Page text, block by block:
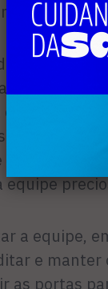
resistência.
Lagos do
paz nas
que vale
de coração.
tornou
equipe
a equipe,
e manter
as portas